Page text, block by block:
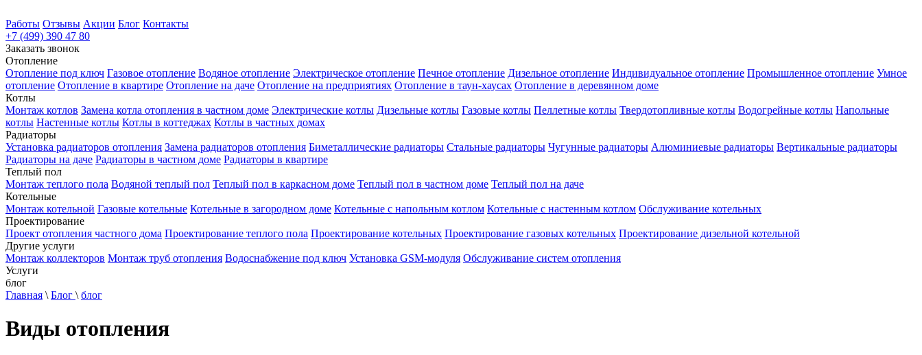
Работы Отзывы Акции Блог Контакты
+7 (499) 390 47 80
Заказать звонок
Отопление
Отопление под ключ Газовое отопление Водяное отопление Электрическое отопление Печное отопление Дизельное отопление Индивидуальное отопление Промышленное отопление Умное
отопление Отопление в квартире Отопление на даче Отопление на предприятиях Отопление в таун-хаусах Отопление в деревянном доме
Котлы
Монтаж котлов Замена котла отопления в частном доме Электрические котлы Дизельные котлы Газовые котлы Пеллетные котлы Твердотопливные котлы Водогрейные котлы Напольные
котлы Настенные котлы Котлы в коттеджах Котлы в частных домах
Радиаторы
Установка радиаторов отопления Замена радиаторов отопления Биметаллические радиаторы Стальные радиаторы Чугунные радиаторы Алюминиевые радиаторы Вертикальные радиаторы
Радиаторы на даче Радиаторы в частном доме Радиаторы в квартире
Теплый пол
Монтаж теплого пола Водяной теплый пол Теплый пол в каркасном доме Теплый пол в частном доме Теплый пол на даче
Котельные
Монтаж котельной Газовые котельные Котельные в загородном доме Котельные с напольным котлом Котельные с настенным котлом Обслуживание котельных
Проектирование
Проект отопления частного дома Проектирование теплого пола Проектирование котельных Проектирование газовых котельных Проектирование дизельной котельной
Другие услуги
Монтаж коллекторов Монтаж труб отопления Водоснабжение под ключ Установка GSM-модуля Обслуживание систем отопления
Услуги
блог
Главная \ Блог \ блог
Виды отопления